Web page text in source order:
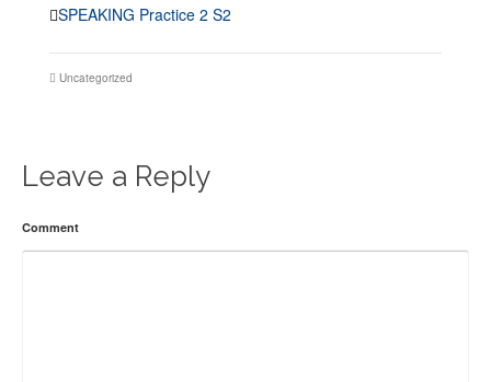
SPEAKING Practice 2 S2
Uncategorized
Leave a Reply
Comment